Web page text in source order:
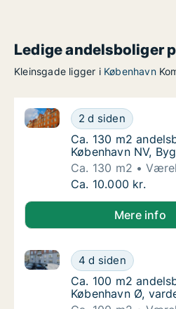
Ledige andelsboliger
Kleinsgade ligger i København
Ca. 130 m2
2 d siden
Ca. 130 m2 andelsbolig til
Ca. 130 m2
Ca. 130 m2
København NV,
Ca. 130 m2
Ca. 130 m2
Ca. 10.000 kr.
Mere info
Ca. 100 m2
4 d siden
Ca. 100 m2 andelsbolig til
Ca. 100 m2
Ca. 100 m2
København Ø,